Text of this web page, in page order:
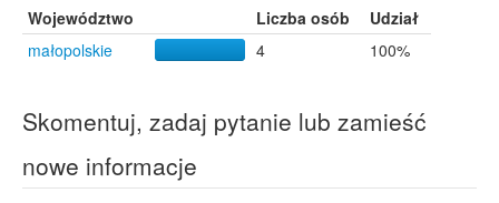
Województwo Liczba osób
Udział
małopolskie
4 100%
Skomentuj, zadaj pytanie lub zamieść
nowe informacje